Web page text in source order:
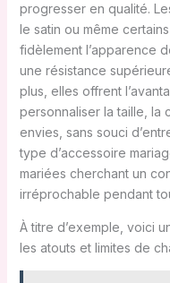
progresser en qualité.
le satin ou même
fidèlement l’apparence
une résistance
plus, elles offrent
personnaliser la taille, la
envies, sans souci
type d’accessoire
mariées cherchant un
irréprochable pendant
À titre d’exemple, voici
les atouts et limites de